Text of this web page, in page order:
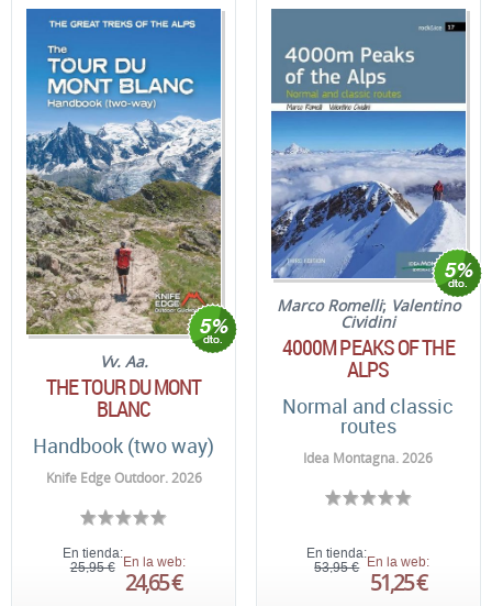
Vv. Aa.
THE TOUR DU MONT
BLANC
Handbook (two way)
Knife Edge Outdoor. 2026
En tienda:
25,95 € En la web:
24,65 €
Marco Romelli; Valentino
Cividini
4000M PEAKS OF THE
ALPS
Normal and classic
routes
Idea Montagna. 2026
En tienda:
53,95 € En la web:
51,25 €